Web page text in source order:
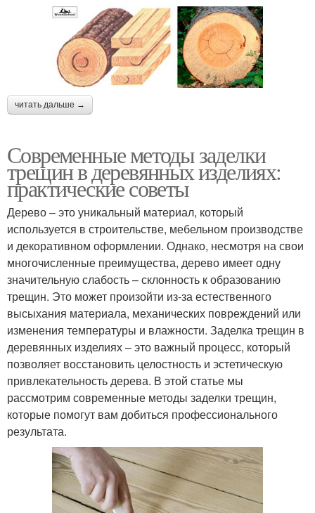
читать дальше →
Современные методы заделки
трещин в деревянных изделиях:
практические советы
Дерево – это уникальный материал, который
используется в строительстве, мебельном производстве
и декоративном оформлении. Однако, несмотря на свои
многочисленные преимущества, дерево имеет одну
значительную слабость – склонность к образованию
трещин. Это может произойти из-за естественного
высыхания материала, механических повреждений или
изменения температуры и влажности. Заделка трещин в
деревянных изделиях – это важный процесс, который
позволяет восстановить целостность и эстетическую
привлекательность дерева. В этой статье мы
рассмотрим современные методы заделки трещин,
которые помогут вам добиться профессионального
результата.